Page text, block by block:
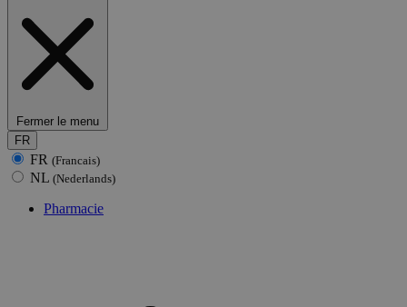
Fermer le menu
FR
FR (Francais)
NL (Nederlands)
Pharmacie